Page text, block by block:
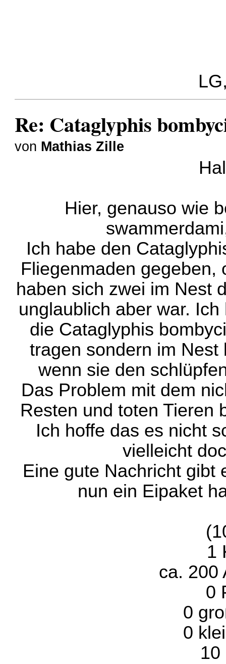
Re: Cataglyphis
von Mathias Zille
Hier, genauso wie
Ich habe den
Fliegenmaden gegeben,
haben sich zwei im Nest
unglaublich aber war.
die Cataglyphis
tragen sondern im
wenn sie den
Das Problem mit dem
Resten und toten Tieren
Ich hoffe das es nicht
vielleicht
Eine gute Nachricht gibt
nun ein Eipaket
1
ca. 200
0
0
0
10